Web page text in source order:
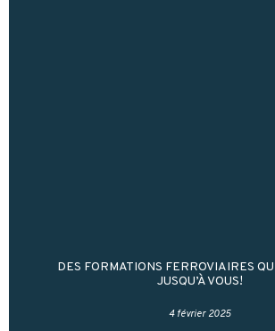
DES FORMATIONS FERROVIAIRES
JUSQU’À VOUS!
4 février 2025